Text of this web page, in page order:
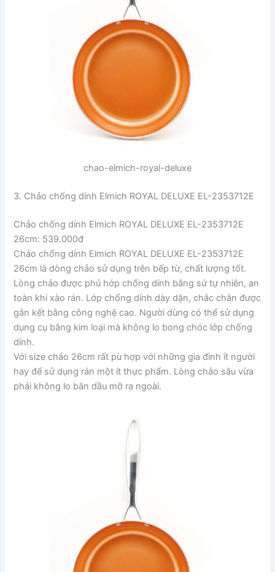
chao-elmich-royal-deluxe
3. Chảo chống dính Elmich ROYAL DELUXE EL-2353712E
Chảo chống dính Elmich ROYAL DELUXE EL-2353712E
26cm: 539.000đ
Chảo chống dính Elmich ROYAL DELUXE EL-2353712E
26cm là dòng chảo sử dụng trên bếp từ, chất lượng tốt.
Lòng chảo được phủ hớp chống dính bằng sứ tự nhiên, an
toàn khi xào rán. Lớp chống dính dày dặn, chắc chắn được
gắn kết bằng công nghệ cao. Người dùng có thể sử dụng
dụng cụ bằng kim loại mà không lo bong chóc lớp chống
dính.
Với size chảo 26cm rất pù hợp với những gia đình ít người
hay để sử dụng rán một ít thực phẩm. Lòng chảo sâu vừa
phải không lo bắn dầu mỡ ra ngoài.